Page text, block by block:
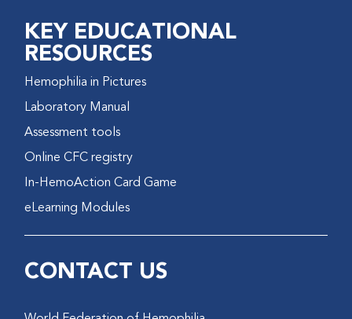
KEY EDUCATIONAL
RESOURCES
Hemophilia in Pictures
Laboratory Manual
Assessment tools
Online CFC registry
In-HemoAction Card Game
eLearning Modules
CONTACT US